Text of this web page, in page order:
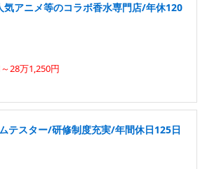
気アニメ等のコラボ香水専門店/年休120
28万1,250円
テスター/研修制度充実/年間休日125日